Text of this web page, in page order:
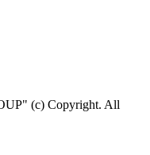
(c) Copyright. All